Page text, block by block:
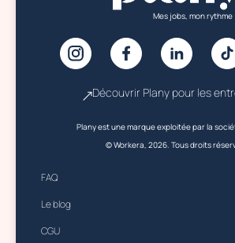
Mes jobs, mon rythme
Découvrir Plany pour les
Plany est une marque exploitée par la
© Workera, 2026. Tous droits
FAQ
Le blog
CGU